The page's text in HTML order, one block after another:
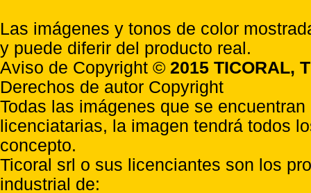
Las imágenes y tonos de color
y puede diferir del producto real.
Aviso de Copyright © 2015 TICORAL,
Derechos de autor Copyright
Todas las imágenes que se
licenciatarias, la imagen tendrá todos
concepto.
Ticoral srl o sus licenciantes son los
industrial de: